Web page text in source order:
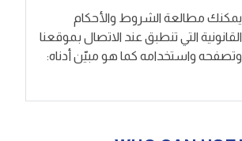
يمكنك مطالعة الشروط والأحكام
القانونية التي تنطبق عند الاتصال بموقعنا
وتصفحه واستخدامه كما هو مبيّن أدناه: